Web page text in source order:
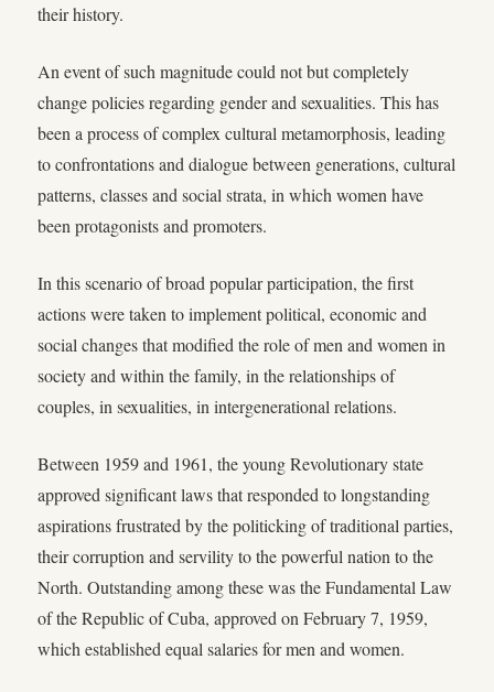
their history.
An event of such magnitude could not but completely
change policies regarding gender and sexualities. This has
been a process of complex cultural metamorphosis, leading
to confrontations and dialogue between generations, cultural
patterns, classes and social strata, in which women have
been protagonists and promoters.
In this scenario of broad popular participation, the first
actions were taken to implement political, economic and
social changes that modified the role of men and women in
society and within the family, in the relationships of
couples, in sexualities, in intergenerational relations.
Between 1959 and 1961, the young Revolutionary state
approved significant laws that responded to longstanding
aspirations frustrated by the politicking of traditional parties,
their corruption and servility to the powerful nation to the
North. Outstanding among these was the Fundamental Law
of the Republic of Cuba, approved on February 7, 1959,
which established equal salaries for men and women.